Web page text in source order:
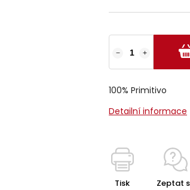
+
−
100% Primitivo
Detailní informace
Tisk Zeptat